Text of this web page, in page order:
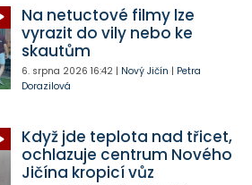
Na netuctové filmy lze
vyrazit do vily nebo ke
skautům
6. srpna 2026 16:42| Nový Jičín | Petra
Dorazilová
Když jde teplota nad třicet,
ochlazuje centrum Nového
Jičína kropicí vůz